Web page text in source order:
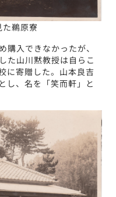
た鵜原寮
購入できなかったが、
た山川黙教授は自らこ
に寄贈した。山本良吉
し、名を「笑而軒」と